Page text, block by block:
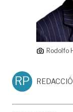
Rodolfo
RP